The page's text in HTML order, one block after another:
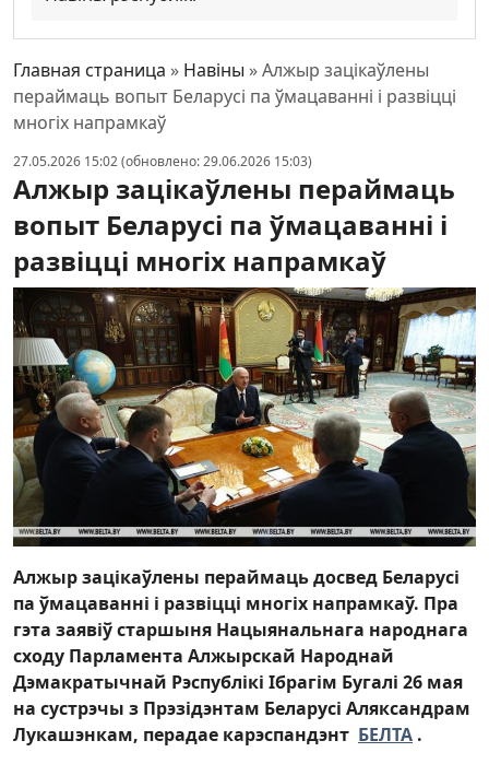
Главная страница » Навіны »Алжыр зацікаўлены
пераймаць вопыт Беларусі па ўмацаванні і развіцці
многіх напрамкаў
27.05.2026 15:02 (обновлено: 29.06.2026 15:03)
Алжыр зацікаўлены пераймаць
вопыт Беларусі па ўмацаванні і
развіцці многіх напрамкаў
Алжыр зацікаўлены пераймаць досвед Беларусі
па ўмацаванні і развіцці многіх напрамкаў. Пра
гэта заявіў старшыня Нацыянальнага народнага
сходу Парламента Алжырскай Народнай
Дэмакратычнай Рэспублікі Ібрагім Бугалі 26 мая
на сустрэчы з Прэзідэнтам Беларусі Аляксандрам
Лукашэнкам, перадае карэспандэнт БЕЛТА .